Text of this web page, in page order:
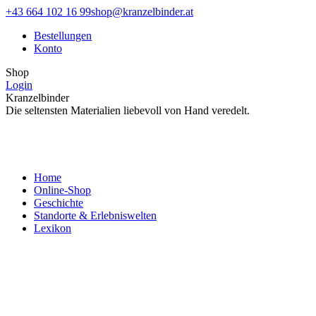
Zum
springen
Facebook
opens
window
Instagram
opens
window
+43 664 102 16 99shop@kranzelbinder.at
Bestellungen
Konto
Shop
Login
Kranzelbinder
Die seltensten Materialien liebevoll von Hand veredelt.
Home
Online-Shop
Geschichte
Standorte & Erlebniswelten
Lexikon